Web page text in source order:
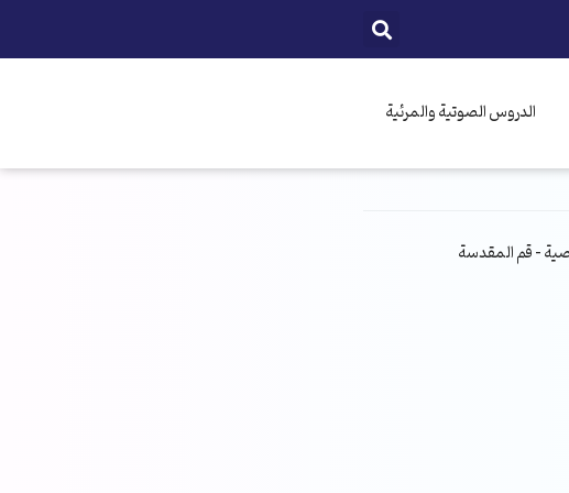
الدروس الصوتية والمرئية
– قم المقدسة